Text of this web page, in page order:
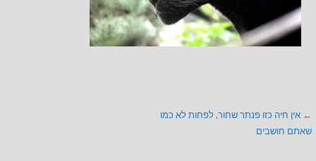
ניווט
← אין חיה כזו פנתר שחור, לפחות לא כמו
שאתם חושבים